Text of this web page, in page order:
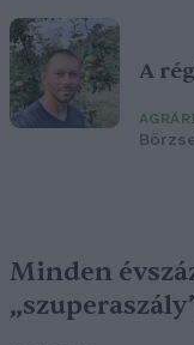
A
Minden